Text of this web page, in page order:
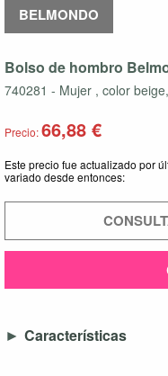
BELMONDO
Bolso de hombro
740281 - Mujer , color
Precio:66,88 €
Este precio fue actualizado por
variado desde entonces:
Características